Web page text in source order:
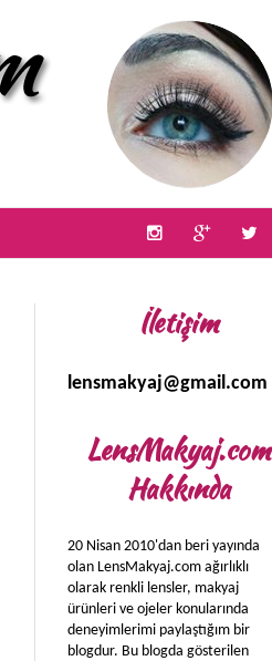
İletişim
lensmakyaj@gmail.com
LensMakyaj.com
Hakkında
20 Nisan 2010'dan beri yayında
olan LensMakyaj.com ağırlıklı
olarak renkli lensler, makyaj
ürünleri ve ojeler konularında
deneyimlerimi paylaştığım bir
blogdur. Bu blogda gösterilen